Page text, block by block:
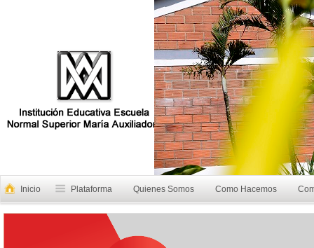
Inicio Plataforma Quienes Somos Como Hacemos